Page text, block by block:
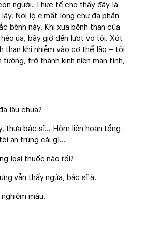
người. Thực tế cho thấy đây là
lây. Nói lộ e mất lòng chứ đa phần
bệnh này. Khi xưa bệnh than của
úa, bây giờ đến lượt vợ tôi. Xót
than khi nhiễm vào cơ thể lão – tôi
tướng, trở thành kinh niên mãn tính,
lâu chưa?
thưa bác sĩ… Hôm liên hoan tổng
ăn trúng cái gì…
loại thuốc nào rồi?
vẫn thấy ngứa, bác sĩ à.
máu.